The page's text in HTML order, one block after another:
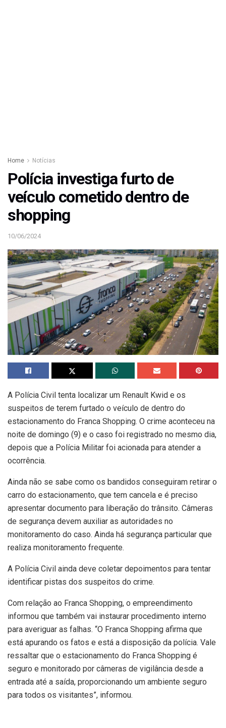
Home Notícias
Polícia investiga furto de
veículo cometido dentro de
shopping
10/06/2024
A Polícia Civil tenta localizar um Renault Kwid e os
suspeitos de terem furtado o veículo de dentro do
estacionamento do Franca Shopping. O crime aconteceu na
noite de domingo (9) e o caso foi registrado no mesmo dia,
depois que a Polícia Militar foi acionada para atender a
ocorrência.
Ainda não se sabe como os bandidos conseguiram retirar o
carro do estacionamento, que tem cancela e é preciso
apresentar documento para liberação do trânsito. Câmeras
de segurança devem auxiliar as autoridades no
monitoramento do caso. Ainda há segurança particular que
realiza monitoramento frequente.
A Polícia Civil ainda deve coletar depoimentos para tentar
identificar pistas dos suspeitos do crime.
Com relação ao Franca Shopping, o empreendimento
informou que também vai instaurar procedimento interno
para averiguar as falhas. “O Franca Shopping afirma que
está apurando os fatos e está a disposição da polícia. Vale
ressaltar que o estacionamento do Franca Shopping é
seguro e monitorado por câmeras de vigilância desde a
entrada até a saída, proporcionando um ambiente seguro
para todos os visitantes”, informou.